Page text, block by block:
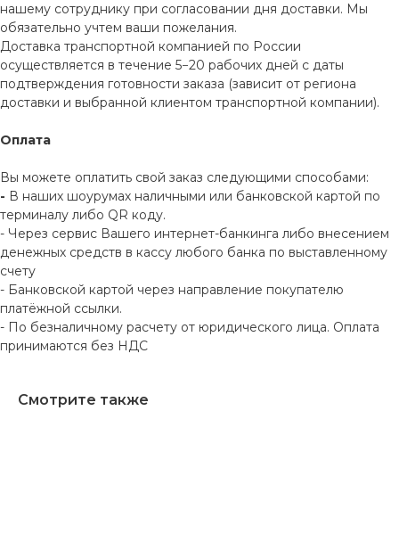
нашему сотруднику при согласовании дня доставки. Мы
обязательно учтем ваши пожелания.
Доставка транспортной компанией по России
осуществляется в течение 5−20 рабочих дней с даты
подтверждения готовности заказа (зависит от региона
доставки и выбранной клиентом транспортной компании).
Оплата
Вы можете оплатить свой заказ следующими способами:
- В наших шоурумах наличными или банковской картой по
терминалу либо QR коду.
- Через сервис Вашего интернет-банкинга либо внесением
денежных средств в кассу любого банка по выставленному
счету
- Банковской картой через направление покупателю
платёжной ссылки.
- По безналичному расчету от юридического лица. Оплата
принимаются без НДС
Смотрите также